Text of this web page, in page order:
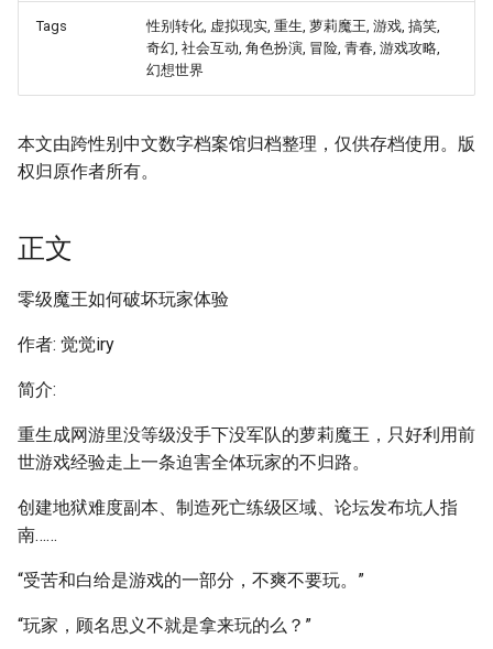
Tags
性别转化, 虚拟现实, 重生, 萝莉魔王, 游戏, 搞笑,
奇幻, 社会互动, 角色扮演, 冒险, 青春, 游戏攻略,
幻想世界
本文由跨性别中文数字档案馆归档整理，仅供存档使用。版
权归原作者所有。
正文
零级魔王如何破坏玩家体验
作者: 觉觉iry
简介:
重生成网游里没等级没手下没军队的萝莉魔王，只好利用前
世游戏经验走上一条迫害全体玩家的不归路。
创建地狱难度副本、制造死亡练级区域、论坛发布坑人指
南……
“受苦和白给是游戏的一部分，不爽不要玩。”
“玩家，顾名思义不就是拿来玩的么？”